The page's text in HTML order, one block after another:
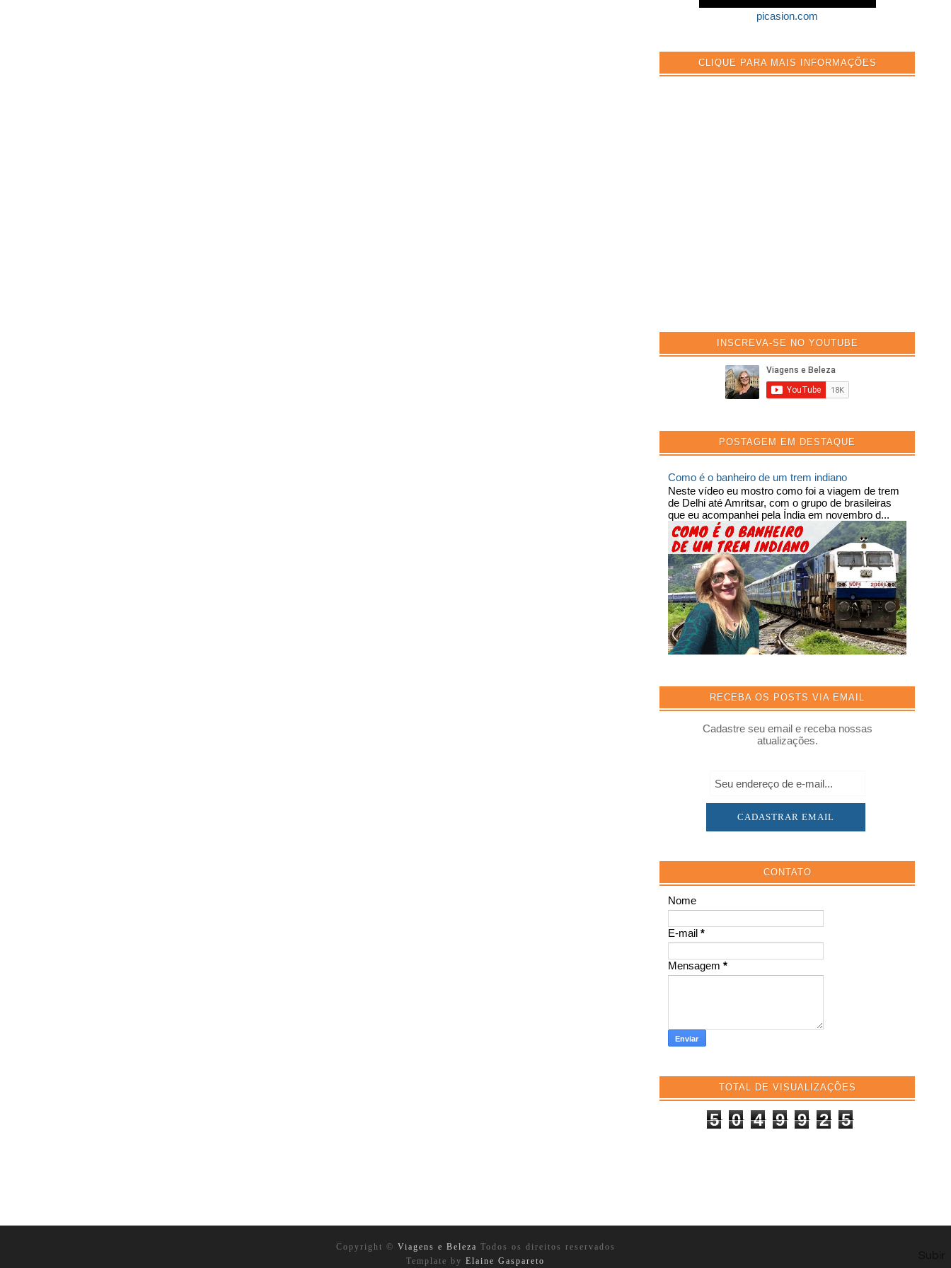
picasion.com
CLIQUE PARA MAIS INFORMAÇÕES
INSCREVA-SE NO YOUTUBE
POSTAGEM EM DESTAQUE
Como é o banheiro de um trem indiano
Neste vídeo eu mostro como foi a viagem de trem
de Delhi até Amritsar, com o grupo de brasileiras
que eu acompanhei pela Índia em novembro d...
RECEBA OS POSTS VIA EMAIL
Cadastre seu email e receba nossas
atualizações.
CONTATO
Nome
E-mail *
Mensagem *
TOTAL DE VISUALIZAÇÕES
5 0 4 9 9 2 5
Copyright © Viagens e Beleza Todos os direitos reservados
Template by Elaine Gaspareto